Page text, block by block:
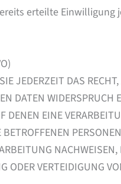
erteilte Einwilligung
JEDERZEIT DAS
DATEN WIDERSPRUCH
DENEN EINE
ODER VERTEIDIGUNG